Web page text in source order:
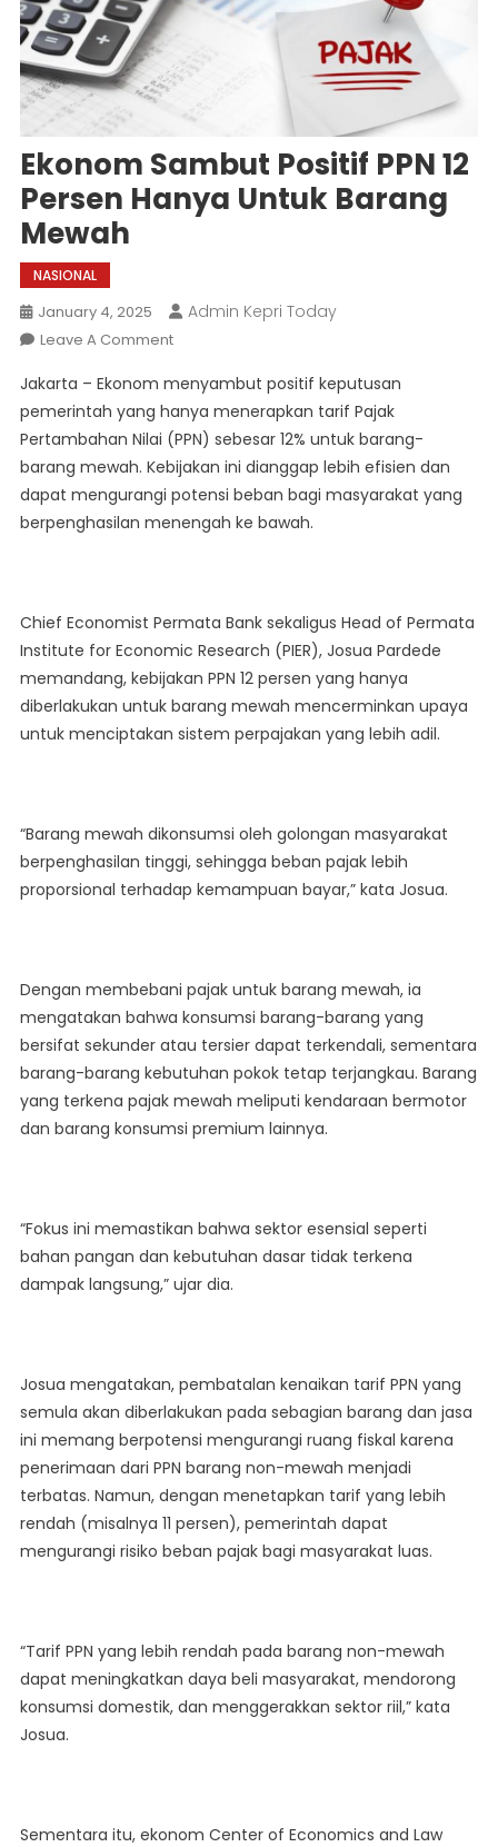
Ekonom Sambut Positif PPN 12
Persen Hanya Untuk Barang
Mewah
NASIONAL
January 4, 2025 Admin Kepri Today
Leave A CommentOn
Sambut
Positif
PPN
12
Persen
Hanya
Jakarta – Ekonom menyambut positif keputusan
pemerintah yang hanya menerapkan tarif Pajak
Pertambahan Nilai (PPN) sebesar 12% untuk barang-
barang mewah. Kebijakan ini dianggap lebih efisien dan
dapat mengurangi potensi beban bagi masyarakat yang
berpenghasilan menengah ke bawah.
Chief Economist Permata Bank sekaligus Head of Permata
Institute for Economic Research (PIER), Josua Pardede
memandang, kebijakan PPN 12 persen yang hanya
diberlakukan untuk barang mewah mencerminkan upaya
untuk menciptakan sistem perpajakan yang lebih adil.
“Barang mewah dikonsumsi oleh golongan masyarakat
berpenghasilan tinggi, sehingga beban pajak lebih
proporsional terhadap kemampuan bayar,” kata Josua.
Dengan membebani pajak untuk barang mewah, ia
mengatakan bahwa konsumsi barang-barang yang
bersifat sekunder atau tersier dapat terkendali, sementara
barang-barang kebutuhan pokok tetap terjangkau. Barang
yang terkena pajak mewah meliputi kendaraan bermotor
dan barang konsumsi premium lainnya.
“Fokus ini memastikan bahwa sektor esensial seperti
bahan pangan dan kebutuhan dasar tidak terkena
dampak langsung,” ujar dia.
Josua mengatakan, pembatalan kenaikan tarif PPN yang
semula akan diberlakukan pada sebagian barang dan jasa
ini memang berpotensi mengurangi ruang fiskal karena
penerimaan dari PPN barang non-mewah menjadi
terbatas. Namun, dengan menetapkan tarif yang lebih
rendah (misalnya 11 persen), pemerintah dapat
mengurangi risiko beban pajak bagi masyarakat luas.
“Tarif PPN yang lebih rendah pada barang non-mewah
dapat meningkatkan daya beli masyarakat, mendorong
konsumsi domestik, dan menggerakkan sektor riil,” kata
Josua.
Sementara itu, ekonom Center of Economics and Law